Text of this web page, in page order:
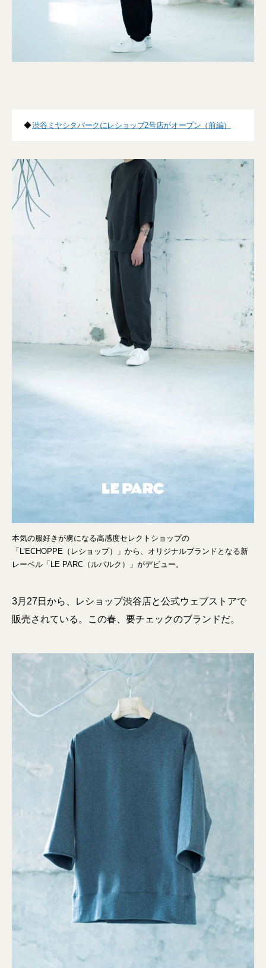
◆渋谷ミヤシタパークにレショップ2号店がオープン（前編）
本気の服好きが虜になる高感度セレクトショップの
「L’ECHOPPE（レショップ）」から、オリジナルブランドとなる新
レーベル「LE PARC（ルパルク）」がデビュー。
3月27日から、レショップ渋谷店と公式ウェブストアで
販売されている。この春、要チェックのブランドだ。